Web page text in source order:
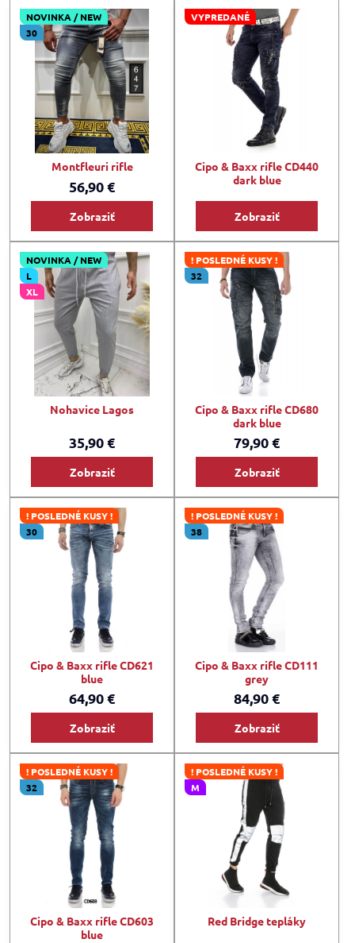
NOVINKA / NEW
30
Montfleuri rifle
56,90 €
Zobraziť
VYPREDANÉ
Cipo & Baxx rifle CD440
dark blue
Zobraziť
NOVINKA / NEW
L
XL
Nohavice Lagos
35,90 €
Zobraziť
! POSLEDNÉ KUSY !
32
Cipo & Baxx rifle CD680
dark blue
79,90 €
Zobraziť
! POSLEDNÉ KUSY !
30
Cipo & Baxx rifle CD621
blue
64,90 €
Zobraziť
! POSLEDNÉ KUSY !
38
Cipo & Baxx rifle CD111
grey
84,90 €
Zobraziť
! POSLEDNÉ KUSY !
32
Cipo & Baxx rifle CD603
blue
! POSLEDNÉ KUSY !
M
Red Bridge tepláky